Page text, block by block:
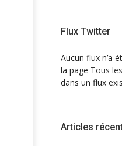
Flux Twitter
Aucun flux n’a
la page Tous
dans un flux
Articles